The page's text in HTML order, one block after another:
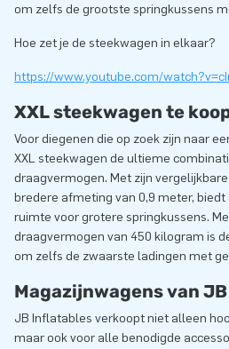
om zelfs de grootste springkussens
Hoe zet je de steekwagen in elkaar?
https://www.youtube.com/
XXL steekwagen te
Voor diegenen die op zoek zijn naar
XXL steekwagen de ultieme
draagvermogen. Met zijn
bredere afmeting van 0,9 meter,
ruimte voor grotere springkussens.
draagvermogen van 450 kilogram is
om zelfs de zwaarste ladingen met
Magazijnwagens van
JB Inflatables verkoopt niet alleen
maar ook voor alle benodigde